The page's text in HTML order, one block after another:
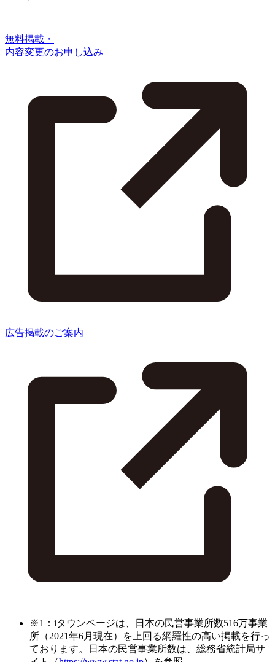
無料掲載・
内容変更のお申し込み
広告掲載のご案内
※1：iタウンページは、日本の民営事業所数516万事業
所（2021年6月現在）を上回る網羅性の高い掲載を行っ
ております。日本の民営事業所数は、総務省統計局サ